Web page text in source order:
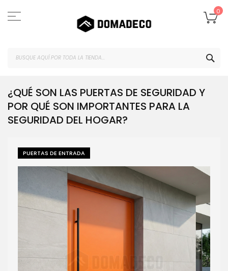
al
contenido
0
¿QUÉ SON LAS PUERTAS DE SEGURIDAD Y
POR QUÉ SON IMPORTANTES PARA LA
SEGURIDAD DEL HOGAR?
PUERTAS DE ENTRADA